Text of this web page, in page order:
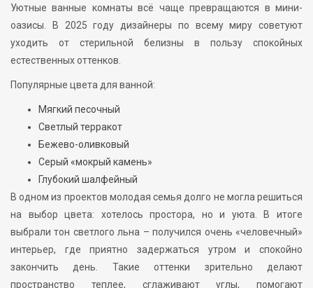
Уютные ванные комнаты всё чаще превращаются в мини-
оазисы. В 2025 году дизайнеры по всему миру советуют
уходить от стерильной белизны в пользу спокойных
естественных оттенков.
Популярные цвета для ванной:
Мягкий песочный
Светлый терракот
Бежево-оливковый
Серый «мокрый камень»
Глубокий шалфейный
В одном из проектов молодая семья долго не могла решиться
на выбор цвета: хотелось простора, но и уюта. В итоге
выбрали тон светлого льна – получился очень «человечный»
интерьер, где приятно задержаться утром и спокойно
закончить день. Такие оттенки зрительно делают
пространство теплее, сглаживают углы, помогают